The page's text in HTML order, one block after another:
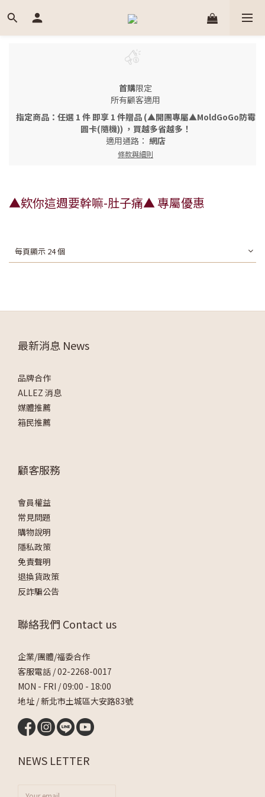
首購限定
所有顧客適用
指定商品：任選 1 件 即享 1 件贈品 (▲開團專屬▲MoldGoGo防霉
圓卡(隨機)) ，買越多省越多！
適用通路： 網店
條款與細則
▲欸你這週要幹嘛-肚子痛▲ 專屬優惠
每頁顯示 24 個
最新消息 News
品牌合作
ALLEZ 消息
媒體推薦
箱民推薦
顧客服務
會員權益
常見問題
購物說明
隱私政策
免責聲明
退換貨政策
反詐騙公告
聯絡我們 Contact us
企業/團體/福委合作
客服電話 /02-2268-0017
MON - FRI / 09:00 - 18:00
地址 / 新北市土城區大安路83號
NEWS LETTER